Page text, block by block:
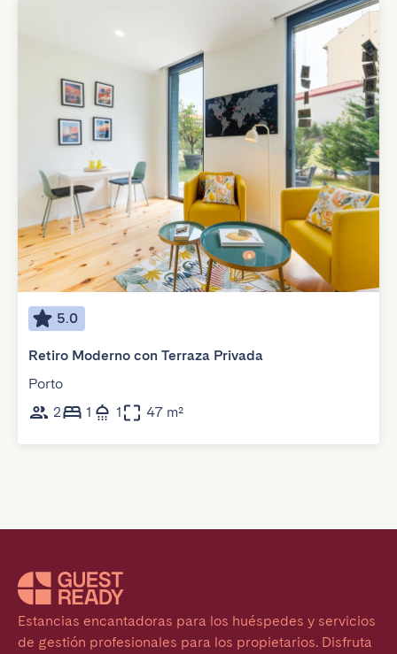
5.0
Retiro Moderno con Terraza Privada
Porto
2
1 1 47 m²
Estancias encantadoras para los huéspedes y servicios
de gestión profesionales para los propietarios. Disfruta